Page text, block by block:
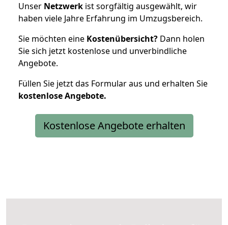
Unser Netzwerk ist sorgfältig ausgewählt, wir
haben viele Jahre Erfahrung im Umzugsbereich.
Sie möchten eine Kostenübersicht? Dann holen
Sie sich jetzt kostenlose und unverbindliche
Angebote.
Füllen Sie jetzt das Formular aus und erhalten Sie
kostenloseAngebote.
Kostenlose Angebote erhalten